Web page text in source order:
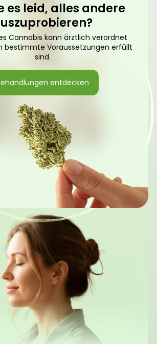
es leid, alles andere
Cannabis kann ärztlich verordnet
bestimmte Voraussetzungen erfüllt
sind.
entdecken